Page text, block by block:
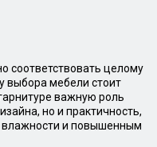
соответствовать целому
выбора мебели стоит
важную роль
но и практичность,
влажности и повышенным